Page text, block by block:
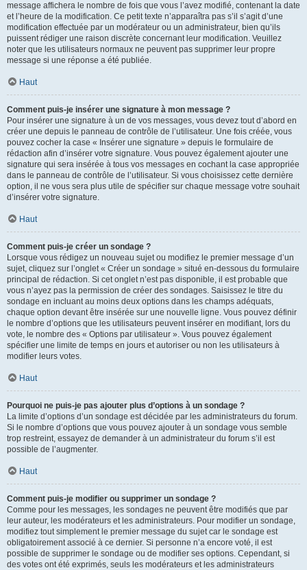
message affichera le nombre de fois que vous l’avez modifié, contenant la date
et l’heure de la modification. Ce petit texte n’apparaîtra pas s’il s’agit d’une
modification effectuée par un modérateur ou un administrateur, bien qu’ils
puissent rédiger une raison discrète concernant leur modification. Veuillez
noter que les utilisateurs normaux ne peuvent pas supprimer leur propre
message si une réponse a été publiée.
Haut
Comment puis-je insérer une signature à mon message ?
Pour insérer une signature à un de vos messages, vous devez tout d’abord en
créer une depuis le panneau de contrôle de l’utilisateur. Une fois créée, vous
pouvez cocher la case « Insérer une signature » depuis le formulaire de
rédaction afin d’insérer votre signature. Vous pouvez également ajouter une
signature qui sera insérée à tous vos messages en cochant la case appropriée
dans le panneau de contrôle de l’utilisateur. Si vous choisissez cette dernière
option, il ne vous sera plus utile de spécifier sur chaque message votre souhait
d’insérer votre signature.
Haut
Comment puis-je créer un sondage ?
Lorsque vous rédigez un nouveau sujet ou modifiez le premier message d’un
sujet, cliquez sur l’onglet « Créer un sondage » situé en-dessous du formulaire
principal de rédaction. Si cet onglet n’est pas disponible, il est probable que
vous n’ayez pas la permission de créer des sondages. Saisissez le titre du
sondage en incluant au moins deux options dans les champs adéquats,
chaque option devant être insérée sur une nouvelle ligne. Vous pouvez définir
le nombre d’options que les utilisateurs peuvent insérer en modifiant, lors du
vote, le nombre des « Options par utilisateur ». Vous pouvez également
spécifier une limite de temps en jours et autoriser ou non les utilisateurs à
modifier leurs votes.
Haut
Pourquoi ne puis-je pas ajouter plus d’options à un sondage ?
La limite d’options d’un sondage est décidée par les administrateurs du forum.
Si le nombre d’options que vous pouvez ajouter à un sondage vous semble
trop restreint, essayez de demander à un administrateur du forum s’il est
possible de l’augmenter.
Haut
Comment puis-je modifier ou supprimer un sondage ?
Comme pour les messages, les sondages ne peuvent être modifiés que par
leur auteur, les modérateurs et les administrateurs. Pour modifier un sondage,
modifiez tout simplement le premier message du sujet car le sondage est
obligatoirement associé à ce dernier. Si personne n’a encore voté, il est
possible de supprimer le sondage ou de modifier ses options. Cependant, si
des votes ont été exprimés, seuls les modérateurs et les administrateurs